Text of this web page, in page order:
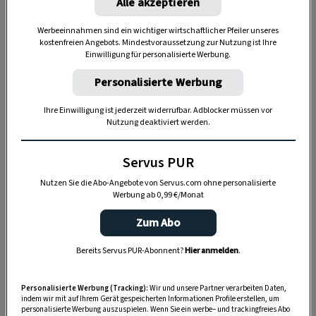
„Servus Garten“ auf WhatsApp
dem Balkon, der Terrasse oder im Garten zu werkeln? In
unserem kostenlosen WhatsApp-Kanal finden Sie täglich
Werbeeinnahmen sind ein wichtiger wirtschaftlicher Pfeiler unseres
kostenfreien Angebots. Mindestvoraussetzung zur Nutzung ist Ihre
Einwilligung für personalisierte Werbung.
Personalisierte Werbung
Ihre Einwilligung ist jederzeit widerrufbar. Adblocker müssen vor
Nutzung deaktiviert werden.
Servus PUR
Nutzen Sie die Abo-Angebote von Servus.com ohne personalisierte
Werbung ab 0,99 €/Monat
Zum Abo
Bereits Servus PUR-Abonnent?Hier anmelden.
Personalisierte Werbung (Tracking): Wir und unsere Partner verarbeiten Daten,
indem wir mit auf Ihrem Gerät gespeicherten Informationen Profile erstellen, um
personalisierte Werbung auszuspielen. Wenn Sie ein werbe– und trackingfreies Abo